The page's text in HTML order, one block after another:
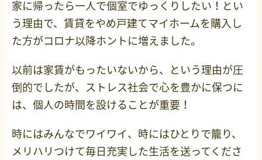
家に帰ったら一人で個室でゆっくりしたい！とい
う理由で、賃貸をやめ戸建てマイホームを購入し
た方がコロナ以降ホントに増えました。
以前は家賃がもったいないから、という理由が圧
倒的でしたが、ストレス社会で心を豊かに保つに
は、個人の時間を設けることが重要！
時にはみんなでワイワイ、時にはひとりで籠り、
メリハリつけて毎日充実した生活を送ってくださ